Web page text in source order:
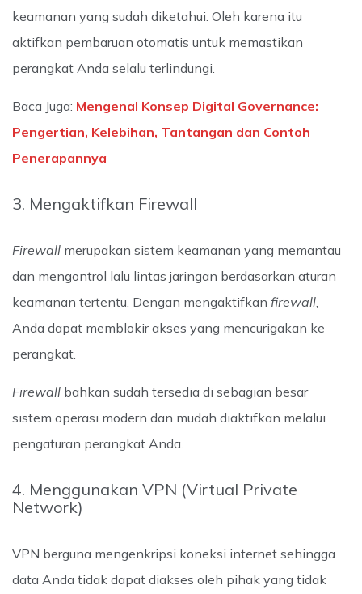
keamanan yang sudah diketahui. Oleh karena itu
aktifkan pembaruan otomatis untuk memastikan
perangkat Anda selalu terlindungi.
Baca Juga: Mengenal Konsep Digital Governance:
Pengertian, Kelebihan, Tantangan dan Contoh
Penerapannya
3. Mengaktifkan Firewall
Firewall merupakan sistem keamanan yang memantau
dan mengontrol lalu lintas jaringan berdasarkan aturan
keamanan tertentu. Dengan mengaktifkan firewall,
Anda dapat memblokir akses yang mencurigakan ke
perangkat.
Firewall bahkan sudah tersedia di sebagian besar
sistem operasi modern dan mudah diaktifkan melalui
pengaturan perangkat Anda.
4. Menggunakan VPN (Virtual Private
Network)
VPN berguna mengenkripsi koneksi internet sehingga
data Anda tidak dapat diakses oleh pihak yang tidak